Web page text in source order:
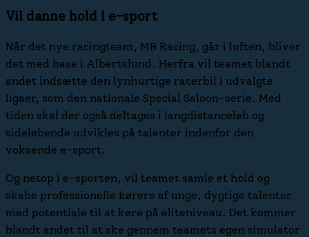
Vil danne hold i e-sport
Når det nye racingteam, MB Racing, går i luften, bliver
det med base i Albertslund. Herfra vil teamet blandt
andet indsætte den lynhurtige racerbil i udvalgte
ligaer, som den nationale Special Saloon-serie. Med
tiden skal der også deltages i langdistanceløb og
sideløbende udvikles på talenter indenfor den
voksende e-sport.
Og netop i e-sporten, vil teamet samle et hold og
skabe professionelle kørere af unge, dygtige talenter
med potentiale til at køre på eliteniveau. Det kommer
blandt andet til at ske gennem teamets egen simulator